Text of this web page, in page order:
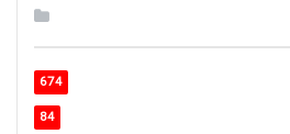
674
84